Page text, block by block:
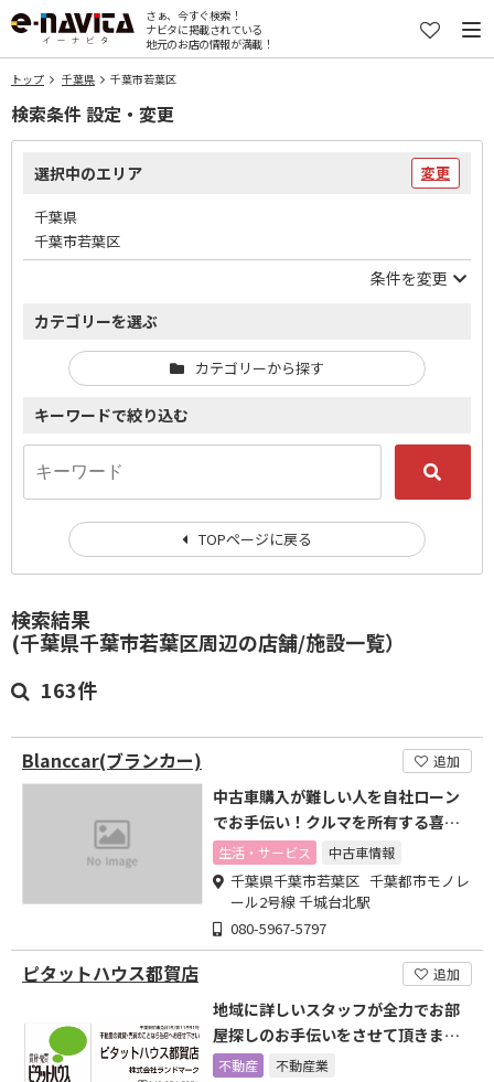
さぁ、今すぐ検索！
ナビタに掲載されている
地元のお店の情報が満載！
トップ 千葉県 千葉市若葉区
検索結果
(千葉県千葉市若葉区周辺の店舗/施設一覧）
163件
Blanccar(ブランカー) 追加
中古車購入が難しい人を自社ローン
でお手伝い！クルマを所有する喜び
を！
生活・サービス 中古車情報
千葉県千葉市若葉区 千葉都市モノレ
ール2号線 千城台北駅
080-5967-5797
ピタットハウス都賀店 追加
地域に詳しいスタッフが全力でお部
屋探しのお手伝いをさせて頂きます
ので、是非ご来店下さい。
不動産 不動産業
検索条件 設定・変更
選択中のエリア 変更
千葉県
千葉市若葉区
条件を変更
カテゴリーを選ぶ
カテゴリーから探す
キーワードで絞り込む
TOPページに戻る